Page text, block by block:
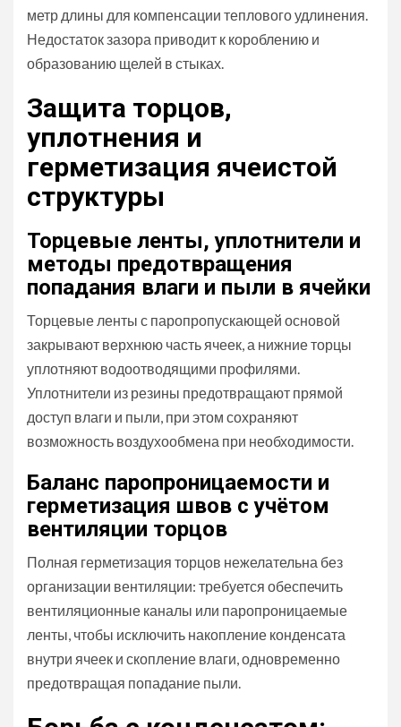
метр длины для компенсации теплового удлинения.
Недостаток зазора приводит к короблению и
образованию щелей в стыках.
Защита торцов,
уплотнения и
герметизация ячеистой
структуры
Торцевые ленты, уплотнители и
методы предотвращения
попадания влаги и пыли в ячейки
Торцевые ленты с паропропускающей основой
закрывают верхнюю часть ячеек, а нижние торцы
уплотняют водоотводящими профилями.
Уплотнители из резины предотвращают прямой
доступ влаги и пыли, при этом сохраняют
возможность воздухообмена при необходимости.
Баланс паропроницаемости и
герметизация швов с учётом
вентиляции торцов
Полная герметизация торцов нежелательна без
организации вентиляции: требуется обеспечить
вентиляционные каналы или паропроницаемые
ленты, чтобы исключить накопление конденсата
внутри ячеек и скопление влаги, одновременно
предотвращая попадание пыли.